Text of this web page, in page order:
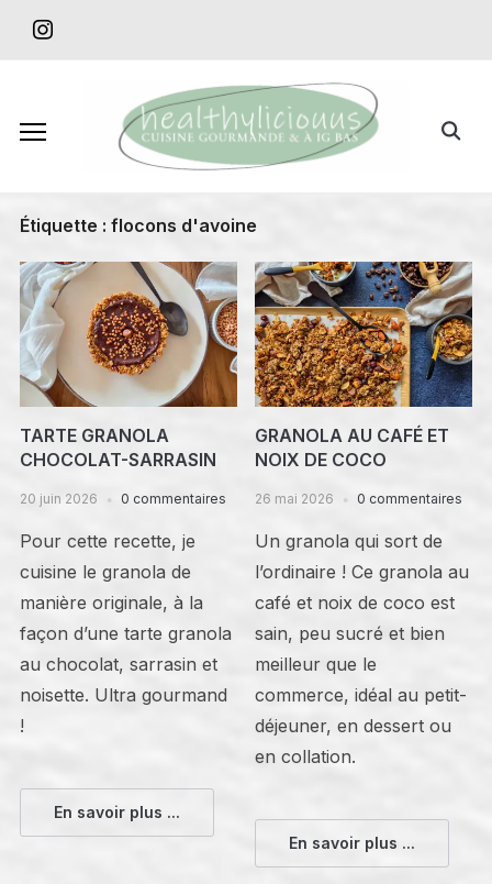
instagram
Search
Étiquette : flocons d'avoine
TARTE GRANOLA
CHOCOLAT-SARRASIN
20 juin 2026 0 commentaires
Pour cette recette, je
cuisine le granola de
manière originale, à la
façon d’une tarte granola
au chocolat, sarrasin et
noisette. Ultra gourmand
!
En savoir plus ...
GRANOLA AU CAFÉ ET
NOIX DE COCO
26 mai 2026 0 commentaires
Un granola qui sort de
l’ordinaire ! Ce granola au
café et noix de coco est
sain, peu sucré et bien
meilleur que le
commerce, idéal au petit-
déjeuner, en dessert ou
en collation.
En savoir plus ...